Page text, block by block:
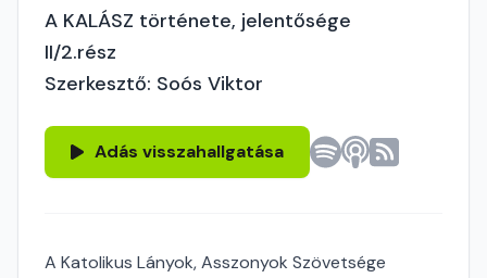
A KALÁSZ története, jelentősége
II/2.rész
Szerkesztő: Soós Viktor
Adás visszahallgatása
A Katolikus Lányok, Asszonyok Szövetsége